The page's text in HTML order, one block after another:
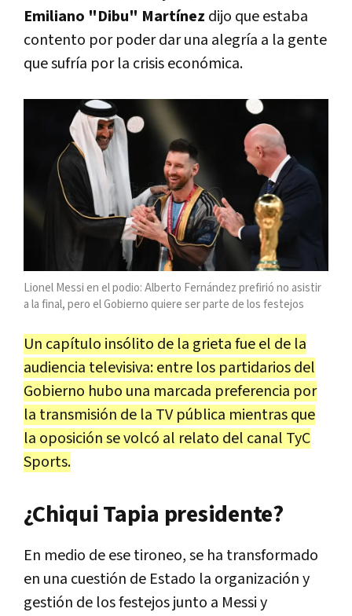
Emiliano "Dibu" Martínez dijo que estaba
contento por poder dar una alegría a la gente
que sufría por la crisis económica.
Lionel Messi en el podio: Alberto Fernández prefirió no asistir
a la final, pero el Gobierno quiere ser parte de los festejos
Un capítulo insólito de la grieta fue el de la
audiencia televisiva: entre los partidarios del
Gobierno hubo una marcada preferencia por
la transmisión de la TV pública mientras que
la oposición se volcó al relato del canal TyC
Sports.
¿Chiqui Tapia presidente?
En medio de ese tironeo, se ha transformado
en una cuestión de Estado la organización y
gestión de los festejos junto a Messi y